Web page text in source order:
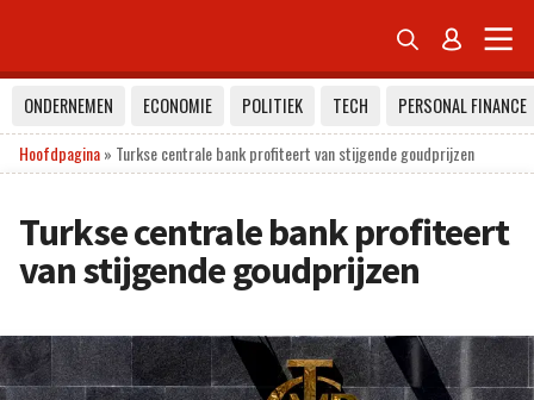
 
ONDERNEMEN ECONOMIE POLITIEK TECH
PERSONAL FINANCE
Hoofdpagina» Turkse centrale bank profiteert van stijgende goudprijzen
Turkse centrale bank profiteert
van stijgende goudprijzen